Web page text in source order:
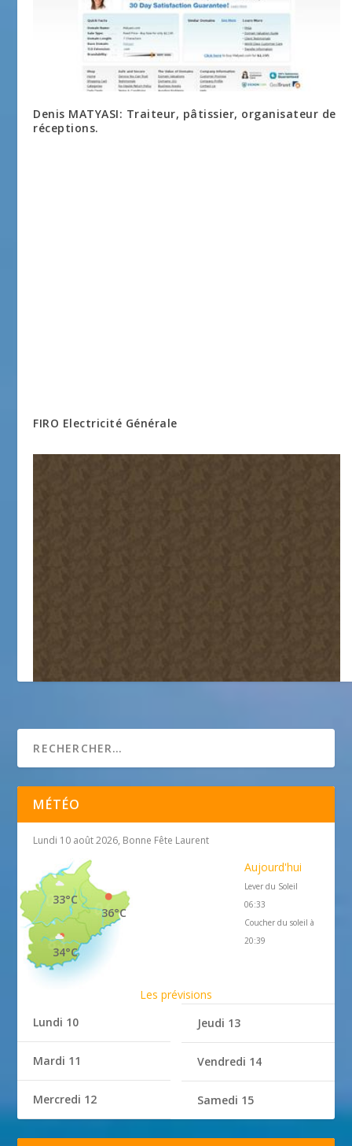
Denis MATYASI: Traiteur, pâtissier, organisateur de
réceptions.
FIRO Electricité Générale
MÉTÉO
Lundi 10 août 2026, Bonne Fête Laurent
36°C
33°C
34°C
Aujourd'hui
Lever du Soleil
06:33
Coucher du soleil à
20:39
Les prévisions
Lundi 10
Mardi 11
Mercredi 12
Jeudi 13
Vendredi 14
Samedi 15